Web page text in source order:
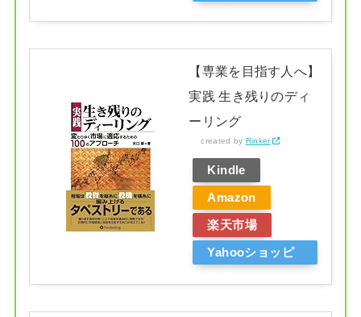
【専業を目指す人へ】
実践 生き残りのディ
ーリング
created by Rinker
Kindle
Amazon
楽天市場
Yahooショッピ